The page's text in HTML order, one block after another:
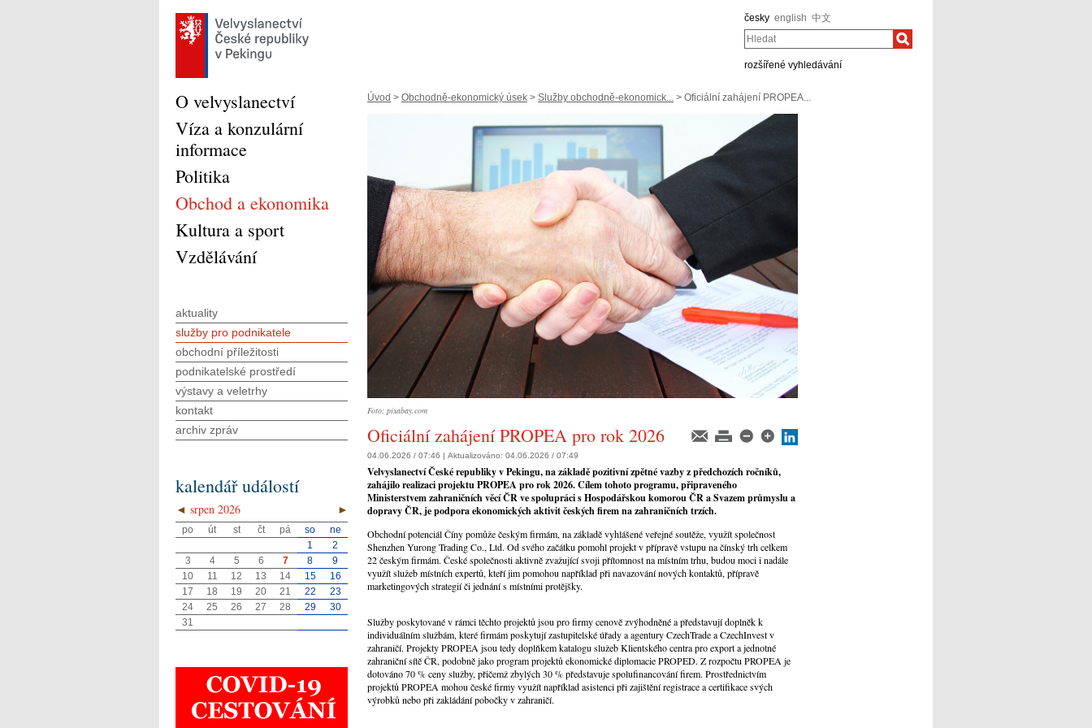
česky english 中文
Hledat
rozšířené vyhledávání
Úvod > Obchodně-ekonomický úsek > Služby obchodně-ekonomick... > Oficiální zahájení PROPEA...
Foto: pixabay.com
Oficiální zahájení PROPEA pro rok 2026
04.06.2026 / 07:46 | Aktualizováno: 04.06.2026 / 07:49
Velvyslanectví České republiky v Pekingu, na základě pozitivní zpětné vazby z předchozích ročníků,
zahájilo realizaci projektu PROPEA pro rok 2026. Cílem tohoto programu, připraveného
Ministerstvem zahraničních věcí ČR ve spolupráci s Hospodářskou komorou ČR a Svazem průmyslu a
dopravy ČR, je podpora ekonomických aktivit českých firem na zahraničních trzích.
Obchodní potenciál Číny pomůže českým firmám, na základě vyhlášené veřejné soutěže, využít společnost
Shenzhen Yurong Trading Co., Ltd. Od svého začátku pomohl projekt v přípravě vstupu na čínský trh celkem
22 českým firmám. České společnosti aktivně zvažující svoji přítomnost na místním trhu, budou moci i nadále
využít služeb místních expertů, kteří jim pomohou například při navazování nových kontaktů, přípravě
marketingových strategií či jednání s místními protějšky.
Služby poskytované v rámci těchto projektů jsou pro firmy cenově zvýhodněné a představují doplněk k
individuálním službám, které firmám poskytují zastupitelské úřady a agentury CzechTrade a CzechInvest v
zahraničí. Projekty PROPEA jsou tedy doplňkem katalogu služeb Klientského centra pro export a jednotné
zahraniční sítě ČR, podobně jako program projektů ekonomické diplomacie PROPED. Z rozpočtu PROPEA je
dotováno 70 % ceny služby, přičemž zbylých 30 % představuje spolufinancování firem. Prostřednictvím
projektů PROPEA mohou české firmy využít například asistenci při zajištění registrace a certifikace svých
výrobků nebo při zakládání pobočky v zahraničí.
O velvyslanectví
Víza a konzulární
informace
Politika
Obchod a ekonomika
Kultura a sport
Vzdělávání
aktuality
služby pro podnikatele
obchodní příležitosti
podnikatelské prostředí
výstavy a veletrhy
kontakt
archiv zpráv
kalendář událostí
◄ ►
srpen 2026
po út st čt pá so
ne
1
2
3
4 5 6 7 8
9
10
11 12 13 14 15
16
17
18 19 20 21 22
23
24
25 26 27 28 29
30
31